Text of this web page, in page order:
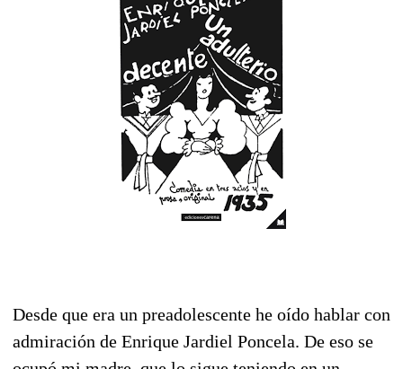
Desde que era un preadolescente he oído hablar con
admiración de Enrique Jardiel Poncela. De eso se